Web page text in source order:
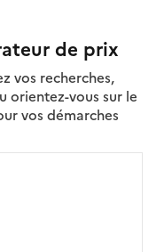
de prix
vos recherches,
orientez-vous sur le
vos démarches